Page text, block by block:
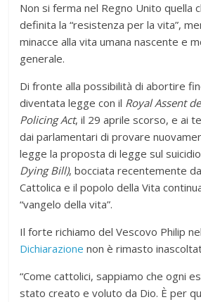
Non si ferma nel Regno Unito quella
definita la “resistenza per la vita”,
minacce alla vita umana nascente e
generale.
Di fronte alla possibilità di abortire
diventata legge con il Royal Assent
Policing Act, il 29 aprile scorso, e ai
dai parlamentari di provare
legge la proposta di legge sul
Dying Bill), bocciata recentemente
Cattolica e il popolo della Vita
“vangelo della vita”.
Il forte richiamo del Vescovo Philip
Dichiarazione non è rimasto
“Come cattolici, sappiamo che ogni
stato creato e voluto da Dio. È per